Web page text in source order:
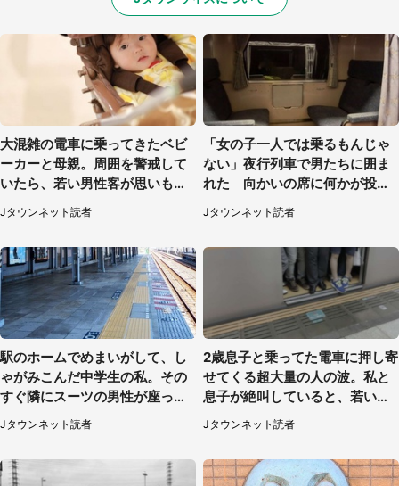
大混雑の電車に乗ってきたベビ
ーカーと母親。周囲を警戒して
いたら、若い男性客が思いもよ
らぬ行動に（東京都・50代女
性）
Jタウンネット読者
「女の子一人では乗るもんじゃ
ない」夜行列車で男たちに囲ま
れた 向かいの席に何かが投げ
られて（秋田県・60代女性）
Jタウンネット読者
駅のホームでめまいがして、し
ゃがみこんだ中学生の私。その
すぐ隣にスーツの男性が座って
きて（千葉県・20代女性）
Jタウンネット読者
2歳息子と乗ってた電車に押し寄
せてくる超大量の人の波。私と
息子が絶叫していると、若いカ
ップルの乗客が...（東京都・60
代女性）
Jタウンネット読者